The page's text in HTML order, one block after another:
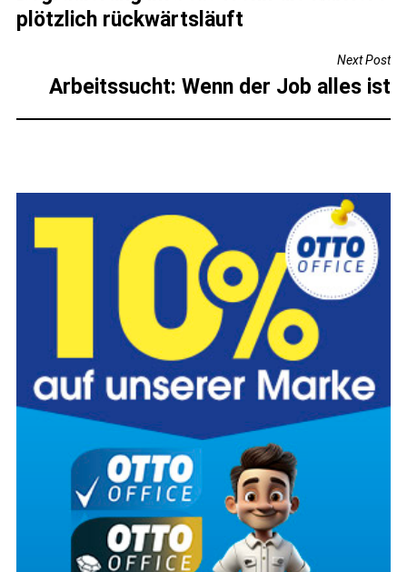
plötzlich rückwärtsläuft
Next Post
Arbeitssucht: Wenn der Job alles ist